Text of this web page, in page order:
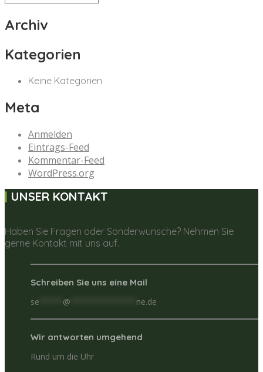
Archiv
Kategorien
Keine Kategorien
Meta
Anmelden
Eintrags-Feed
Kommentar-Feed
WordPress.org
UNSER KONTAKT
Haben Sie Fragen oder Sonderwünsche? Nehmen Sie
gerne Kontakt mit uns auf.
Schreiben Sie uns eine Mail
se
@ ne.de
Wir antworten umgehend
Rund um die Uhr